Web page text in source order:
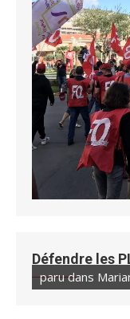
Défendre les
paru dans